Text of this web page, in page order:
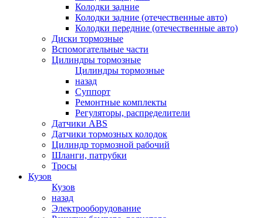
Колодки задние
Колодки задние (отечественные авто)
Колодки передние (отечественные авто)
Диски тормозные
Вспомогательные части
Цилиндры тормозные
Цилиндры тормозные
назад
Суппорт
Ремонтные комплекты
Регуляторы, распределители
Датчики ABS
Датчики тормозных колодок
Цилиндр тормозной рабочий
Шланги, патрубки
Тросы
Кузов
Кузов
назад
Электрооборудование